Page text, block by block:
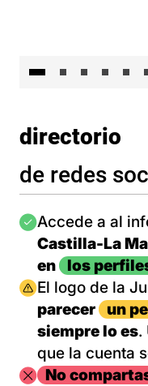
directorio
de redes
Imagen
Accede a al
Castilla-La
en
los
Imagen
El logo de la
parecer
un
siempre lo es.
que la cuenta
Imagen
No